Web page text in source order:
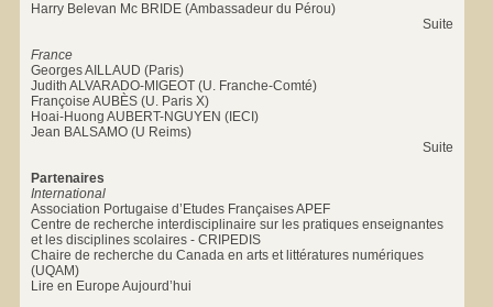
Harry Belevan Mc BRIDE (Ambassadeur du Pérou)
Suite
France
Georges AILLAUD (Paris)
Judith ALVARADO-MIGEOT (U. Franche-Comté)
Françoise AUBÈS (U. Paris X)
Hoai-Huong AUBERT-NGUYEN (IECI)
Jean BALSAMO (U Reims)
Suite
Partenaires
International
Association Portugaise d’Etudes Françaises APEF
Centre de recherche interdisciplinaire sur les pratiques enseignantes
et les disciplines scolaires - CRIPEDIS
Chaire de recherche du Canada en arts et littératures numériques
(UQAM)
Lire en Europe Aujourd’hui